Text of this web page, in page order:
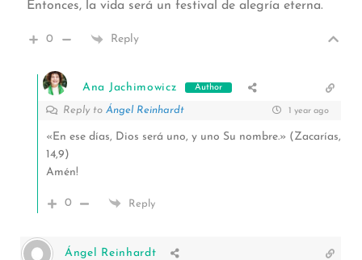
Entonces, la vida será un festival de alegría eterna.
0 Reply
Ana Jachimowicz Author
Reply to Ángel Reinhardt 1 year ago
«En ese días, Dios será uno, y uno Su nombre.» (Zacarías,
14,9)
Amén!
0 Reply
Ángel Reinhardt